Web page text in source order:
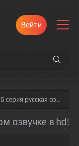
Войти
серия русская озвучка полностью смотреть онлайн!
озвучке в hd!